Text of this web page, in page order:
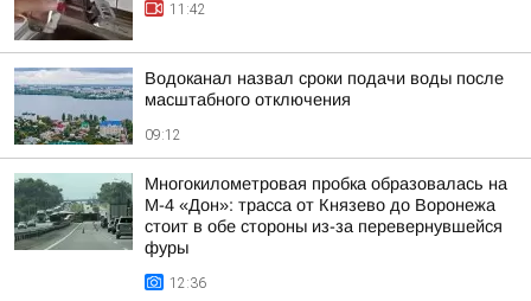
11:42
Водоканал назвал сроки подачи воды после
масштабного отключения
09:12
Многокилометровая пробка образовалась на
М-4 «Дон»: трасса от Князево до Воронежа
стоит в обе стороны из-за перевернувшейся
фуры
12:36